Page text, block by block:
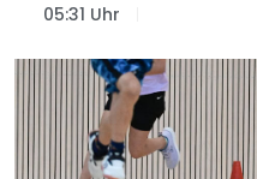
05:31 Uhr